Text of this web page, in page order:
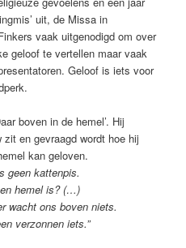
uit, de Missa in
vaak uitgenodigd om over
geloof te vertellen maar vaak
Geloof is iets voor
boven in de hemel’. Hij
en gevraagd wordt hoe hij
kan geloven.
geen kattenpis.
hemel is? (…)
wacht ons boven niets.
verzonnen iets.”